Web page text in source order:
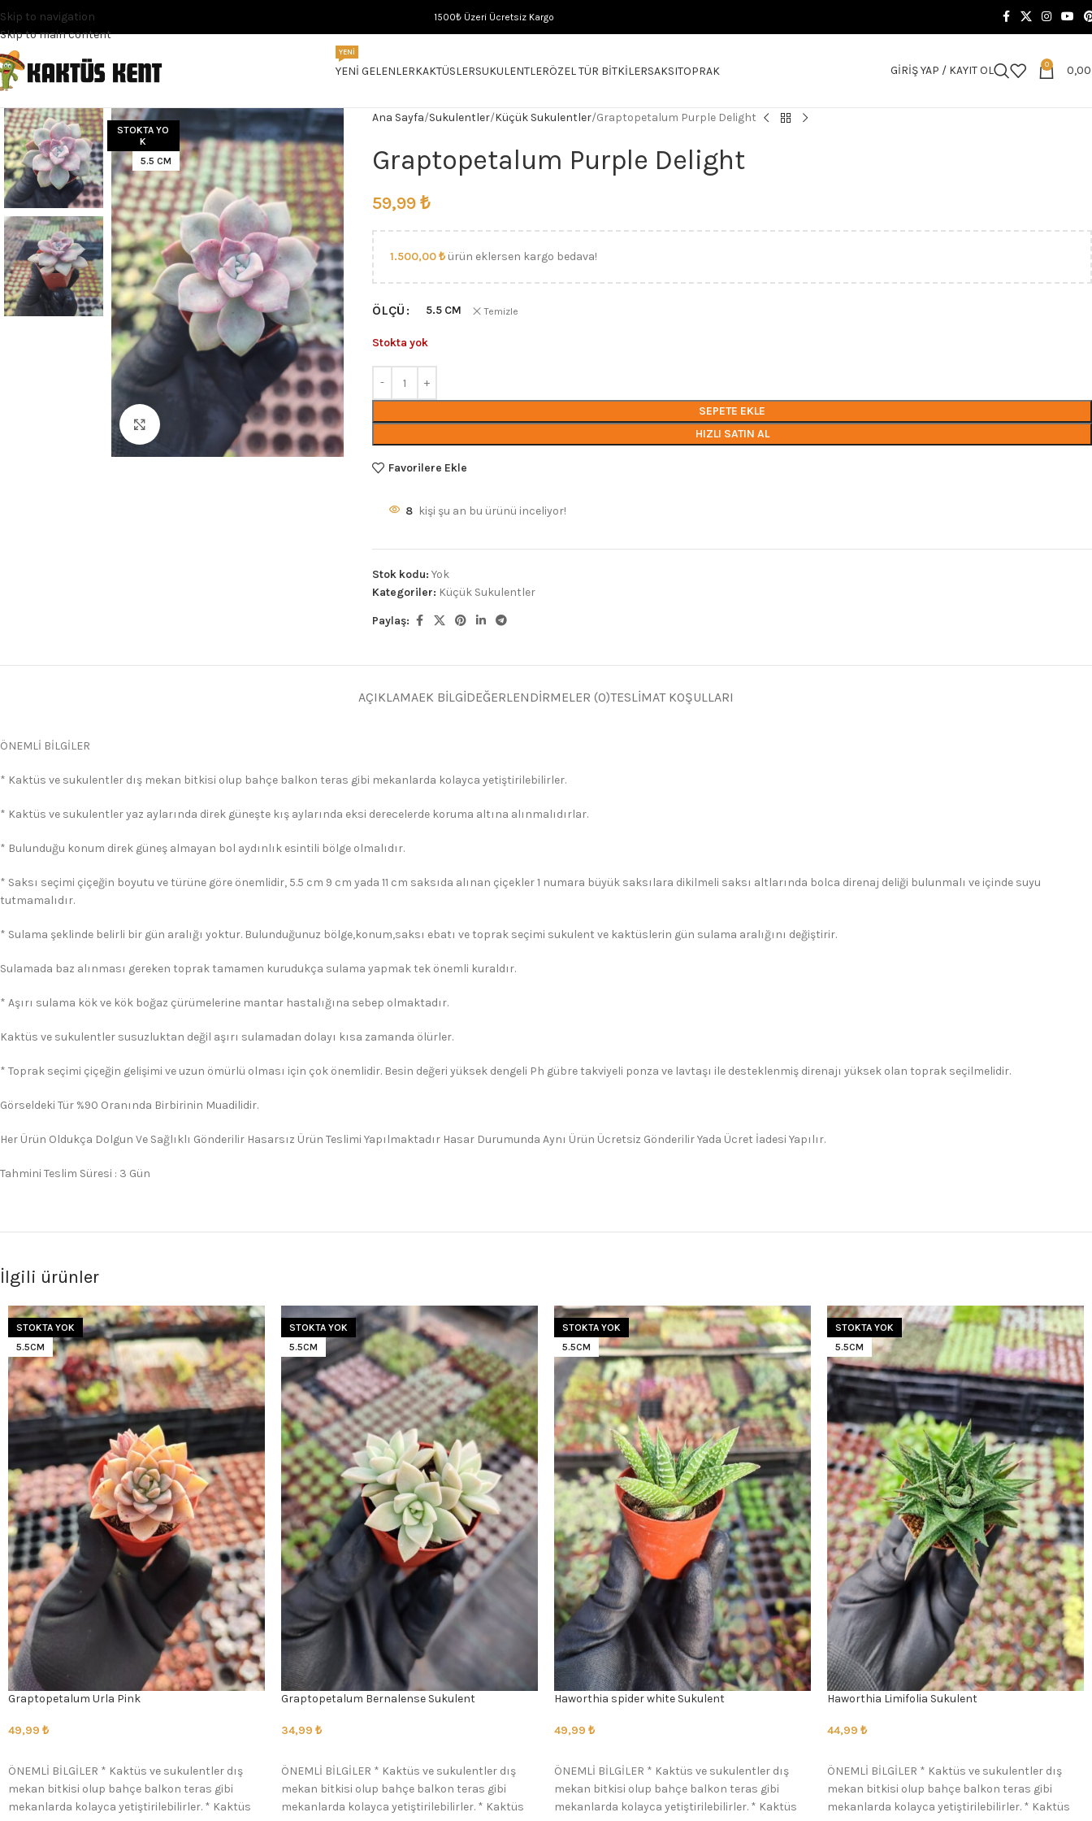
Skip to navigation
Skip to main content
1500₺ Üzeri Ücretsiz Kargo
YENI GELENLER
YENI
KAKTÜSLERSUKULENTLERÖZEL TÜR BITKILERSAKSITOPRAK GIRIŞ YAP / KAYIT OL 0
STOKTA YO
K
5.5 CM
Ana Sayfa Sukulentler Küçük Sukulentler Graptopetalum Purple Delight
Graptopetalum Purple Delight
59,99 ₺
1.500,00₺ ürün eklersen kargo bedava!
ÖLÇÜ 5.5 CM Temizle
Stokta yok
SEPETE EKLE
HIZLI SATIN AL
Favorilere Ekle
8 kişi şu an bu ürünü inceliyor!
Stok kodu: Yok
Kategoriler: Küçük Sukulentler
Paylaş:
AÇIKLAMAEK BILGIDEĞERLENDIRMELER (0)TESLIMAT KOŞULLARI
ÖNEMLİ BİLGİLER
* Kaktüs ve sukulentler dış mekan bitkisi olup bahçe balkon teras gibi mekanlarda kolayca yetiştirilebilirler.
* Kaktüs ve sukulentler yaz aylarında direk güneşte kış aylarında eksi derecelerde koruma altına alınmalıdırlar.
* Bulunduğu konum direk güneş almayan bol aydınlık esintili bölge olmalıdır.
* Saksı seçimi çiçeğin boyutu ve türüne göre önemlidir, 5.5 cm 9 cm yada 11 cm saksıda alınan çiçekler 1 numara büyük saksılara dikilmeli saksı altlarında bolca direnaj deliği bulunmalı ve içinde suyu
tutmamalıdır.
* Sulama şeklinde belirli bir gün aralığı yoktur. Bulunduğunuz bölge,konum,saksı ebatı ve toprak seçimi sukulent ve kaktüslerin gün sulama aralığını değiştirir.
Sulamada baz alınması gereken toprak tamamen kurudukça sulama yapmak tek önemli kuraldır.
* Aşırı sulama kök ve kök boğaz çürümelerine mantar hastalığına sebep olmaktadır.
Kaktüs ve sukulentler susuzluktan değil aşırı sulamadan dolayı kısa zamanda ölürler.
* Toprak seçimi çiçeğin gelişimi ve uzun ömürlü olması için çok önemlidir. Besin değeri yüksek dengeli Ph gübre takviyeli ponza ve lavtaşı ile desteklenmiş direnajı yüksek olan toprak seçilmelidir.
Görseldeki Tür %90 Oranında Birbirinin Muadilidir.
Her Ürün Oldukça Dolgun Ve Sağlıklı Gönderilir Hasarsız Ürün Teslimi Yapılmaktadır Hasar Durumunda Aynı Ürün Ücretsiz Gönderilir Yada Ücret İadesi Yapılır.
Tahmini Teslim Süresi : 3 Gün
İlgili ürünler
STOKTA YOK
5.5CM
Graptopetalum Urla Pink
49,99 ₺
ÖNEMLİ BİLGİLER * Kaktüs ve sukulentler dış
mekan bitkisi olup bahçe balkon teras gibi
mekanlarda kolayca yetiştirilebilirler. * Kaktüs
STOKTA YOK
5.5CM
Graptopetalum Bernalense Sukulent
34,99 ₺
ÖNEMLİ BİLGİLER * Kaktüs ve sukulentler dış
mekan bitkisi olup bahçe balkon teras gibi
mekanlarda kolayca yetiştirilebilirler. * Kaktüs
STOKTA YOK
5.5CM
Haworthia spider white Sukulent
49,99 ₺
ÖNEMLİ BİLGİLER * Kaktüs ve sukulentler dış
mekan bitkisi olup bahçe balkon teras gibi
mekanlarda kolayca yetiştirilebilirler. * Kaktüs
STOKTA YOK
5.5CM
Haworthia Limifolia Sukulent
44,99 ₺
ÖNEMLİ BİLGİLER * Kaktüs ve sukulentler dış
mekan bitkisi olup bahçe balkon teras gibi
mekanlarda kolayca yetiştirilebilirler. * Kaktüs